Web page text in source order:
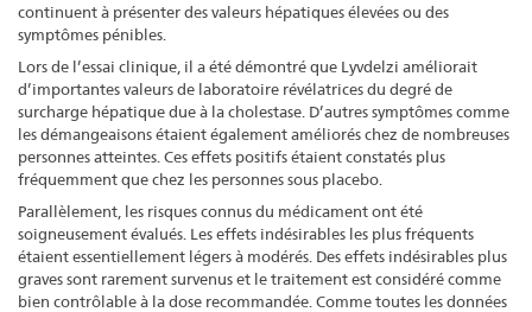
continuent à présenter des valeurs hépatiques élevées ou des
symptômes pénibles.
Lors de l’essai clinique, il a été démontré que Lyvdelzi améliorait
d’importantes valeurs de laboratoire révélatrices du degré de
surcharge hépatique due à la cholestase. D’autres symptômes comme
les démangeaisons étaient également améliorés chez de nombreuses
personnes atteintes. Ces effets positifs étaient constatés plus
fréquemment que chez les personnes sous placebo.
Parallèlement, les risques connus du médicament ont été
soigneusement évalués. Les effets indésirables les plus fréquents
étaient essentiellement légers à modérés. Des effets indésirables plus
graves sont rarement survenus et le traitement est considéré comme
bien contrôlable à la dose recommandée. Comme toutes les données